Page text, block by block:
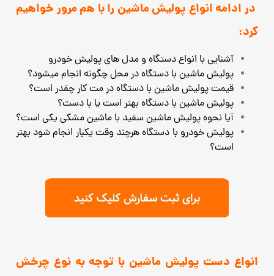
در ادامه انواع پولیش ماشین را با هم مرور خواهیم
کرد:
آشنایی با انواع دستگاه و مدل های پولیش خودرو
پولیش ماشین با دستگاه در محل چگونه انجام میشود؟
قیمت پولیش ماشین با دستگاه در مت کار چقدر است؟
پولیش ماشین با دستگاه بهتر است یا با دست؟
آیا نحوه پولیش ماشین سفید با ماشین مشکی یکی است؟
پولیش خودرو با دستگاه هرچند وقت یکبار انجام شود بهتر
است؟
انواع دست پولیش ماشین با توجه به نوع چرخش